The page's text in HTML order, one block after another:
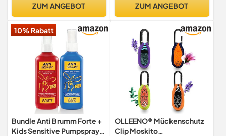
gegen Mücken für Hand-
Geometrisch schwarz
ZUM ANGEBOT
Electronic -Bänder, LED -
Elektrizitätsentfernung
(Schwarz)
ZUM ANGEBOT
10% Rabatt
Bundle Anti Brumm Forte +
Kids Sensitive Pumpspray,
OLLEENO® Mückenschutz
Clip Moskito